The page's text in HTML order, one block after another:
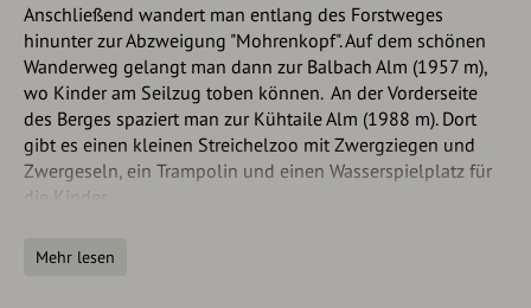
Anschließend wandert man entlang des Forstweges
hinunter zur Abzweigung "Mohrenkopf". Auf dem schönen
Wanderweg gelangt man dann zur Balbach Alm (1957 m),
wo Kinder am Seilzug toben können. An der Vorderseite
des Berges spaziert man zur Kühtaile Alm (1988 m). Dort
gibt es einen kleinen Streichelzoo mit Zwergziegen und
Zwergeseln, ein Trampolin und einen Wasserspielplatz für
die Kinder.
zurück zum Panoramarestaurant.
Mehr lesen